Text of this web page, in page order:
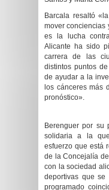
Barcala resaltó
mover conciencias
es la lucha
Alicante ha sido
carrera de las
distintos puntos
de ayudar a la
los cánceres más
pronóstico».
Berenguer por su
solidaria a la
esfuerzo que está
de la Concejalía
con la sociedad
deportivas que se
programado